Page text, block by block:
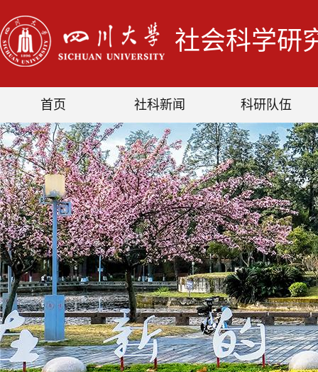
社会科学研
首页 社科新闻 科研队伍